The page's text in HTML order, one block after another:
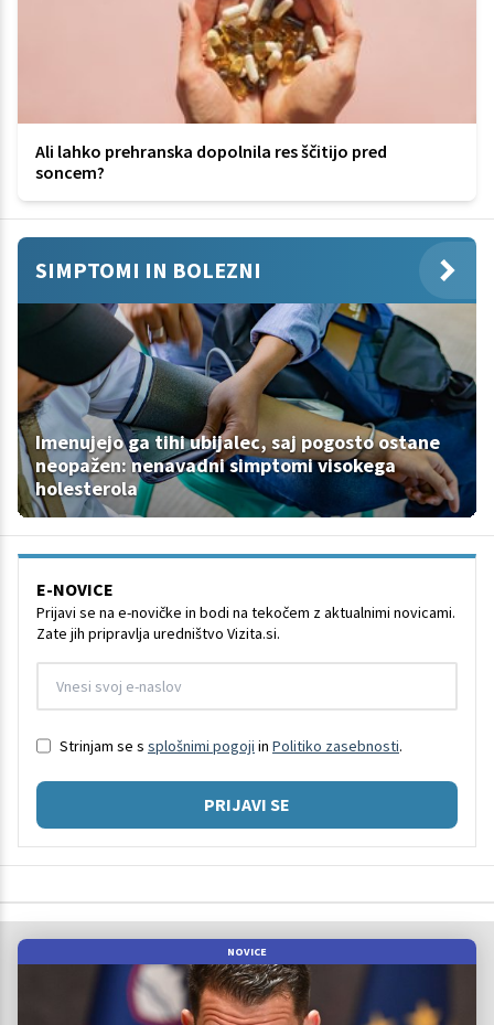
Ali lahko prehranska dopolnila res ščitijo pred
soncem?
SIMPTOMI IN BOLEZNI
Imenujejo ga tihi ubijalec, saj pogosto ostane
neopažen: nenavadni simptomi visokega
holesterola
E-NOVICE
Prijavi se na e-novičke in bodi na tekočem z aktualnimi novicami.
Zate jih pripravlja uredništvo Vizita.si.
Strinjam se s splošnimi pogoji in Politiko zasebnosti.
PRIJAVI SE
NOVICE